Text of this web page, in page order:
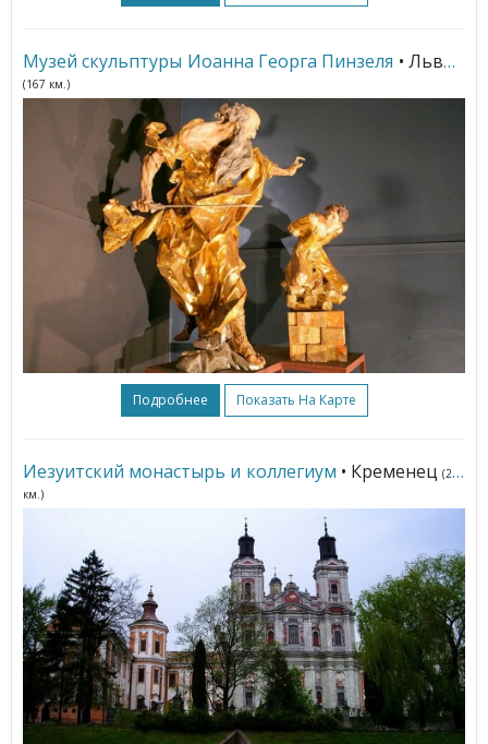
Музей скульптуры Иоанна Георга Пинзеля • Львов
(167 км.)
Подробнее Показать На Карте
Иезуитский монастырь и коллегиум • Кременец(216
км.)